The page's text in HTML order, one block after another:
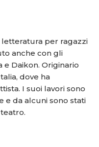
per ragazzi
anche con gli
e Daikon. Originario
dove ha
I suoi lavori sono
e da alcuni sono stati